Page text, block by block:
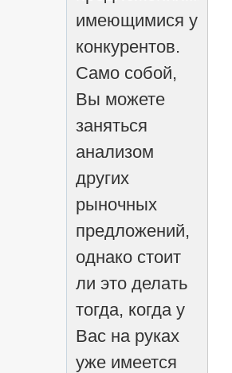
имеющимися у
конкурентов.
Само собой,
Вы можете
заняться
анализом
других
рыночных
предложений,
однако стоит
ли это делать
тогда, когда у
Вас на руках
уже имеется